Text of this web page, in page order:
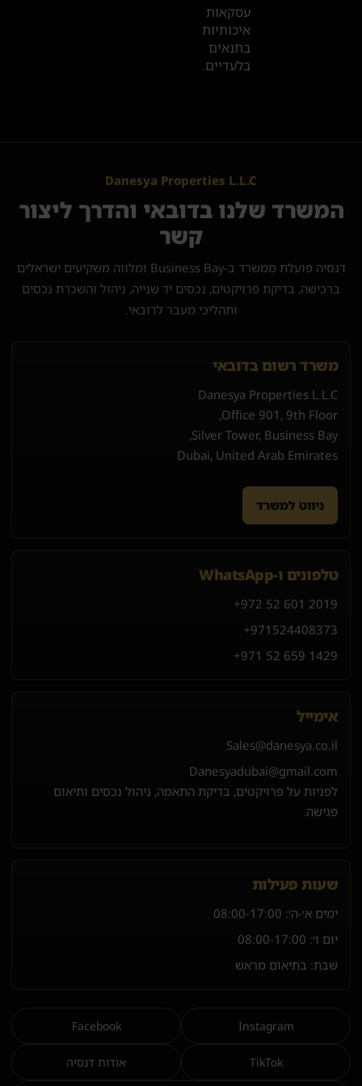
עסקאות
איכותיות
בתנאים
בלעדיים.
Danesya Properties L.L.C
המשרד שלנו בדובאי והדרך ליצור
קשר
דנסיה פועלת ממשרד ב-Business Bay ומלווה משקיעים ישראלים
ברכישה, בדיקת פרויקטים, נכסים יד שנייה, ניהול והשכרת נכסים
ותהליכי מעבר לדובאי.
משרד רשום בדובאי
Danesya Properties L.L.C
Office 901, 9th Floor,
Silver Tower, Business Bay,
Dubai, United Arab Emirates
ניווט למשרד
טלפונים ו-WhatsApp
+972 52 601 2019
+971 524408373
+971 52 659 1429
אימייל
Sales@danesya.co.il
Danesyadubai@gmail.com
לפניות על פרויקטים, בדיקת התאמה, ניהול נכסים ותיאום
פגישה.
שעות פעילות
ימים א׳-ה׳: 08:00-17:00
יום ו׳: 08:00-17:00
שבת: בתיאום מראש
Instagram
Facebook
TikTok אודות דנסיה